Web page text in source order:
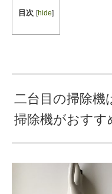
目次 [hide]
二台目の掃除機
掃除機がおすす